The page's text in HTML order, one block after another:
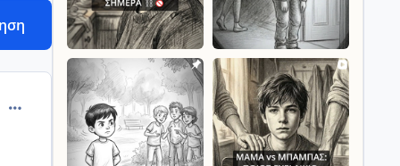
comment_1245034